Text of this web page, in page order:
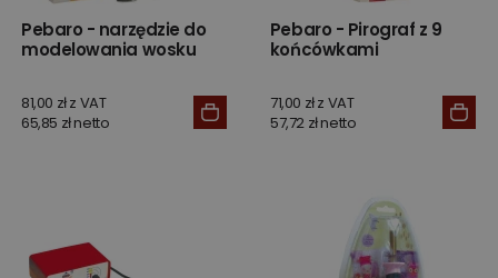
Pebaro - narzędzie do
modelowania wosku
81,00 zł z VAT
65,85 zł netto
Pebaro - Pirograf z 9
końcówkami
71,00 zł z VAT
57,72 zł netto